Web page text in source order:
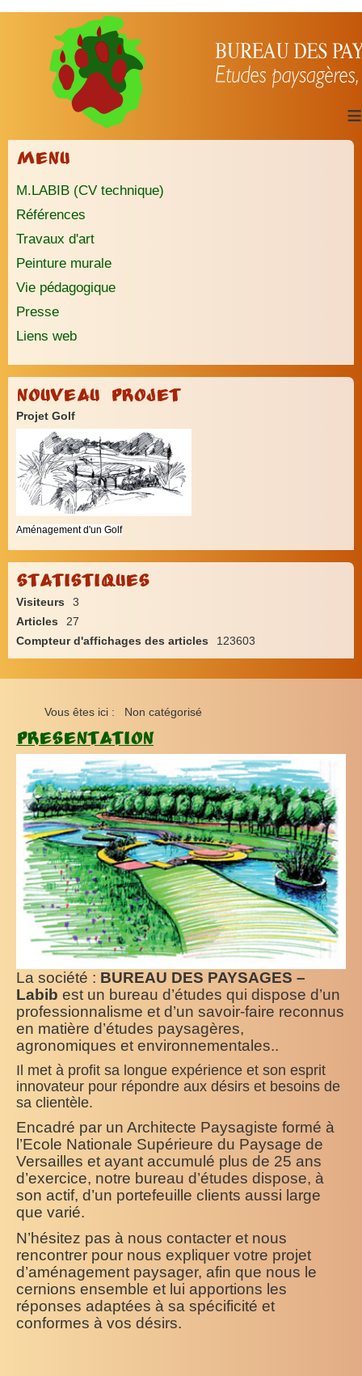
≡
Menu
M.LABIB (CV technique)
Références
Travaux d'art
Peinture murale
Vie pédagogique
Presse
Liens web
Nouveau Projet
Projet Golf
Aménagement d'un Golf
Statistiques
Visiteurs
3
Articles
27
Compteur d'affichages des articles
123603
Vous êtes ici : Non catégorisé
Presentation
La société : BUREAU DES PAYSAGES –
Labib est un bureau d’études qui dispose d’un
professionnalisme et d’un savoir-faire reconnus
en matière d’études paysagères,
agronomiques et environnementales..
Il met à profit sa longue expérience et son esprit
innovateur pour répondre aux désirs et besoins de
sa clientèle.
Encadré par un Architecte Paysagiste formé à
l’Ecole Nationale Supérieure du Paysage de
Versailles et ayant accumulé plus de 25 ans
d’exercice, notre bureau d’études dispose, à
son actif, d’un portefeuille clients aussi large
que varié.
N’hésitez pas à nous contacter et nous
rencontrer pour nous expliquer votre projet
d’aménagement paysager, afin que nous le
cernions ensemble et lui apportions les
réponses adaptées à sa spécificité et
conformes à vos désirs.